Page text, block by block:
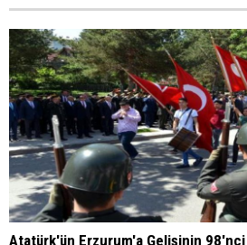
Atatürk'ün Erzurum'a Gelişinin 98'nci